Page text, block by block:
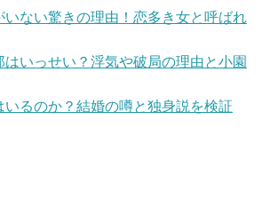
いない驚きの理由！恋多き女と呼ばれ
いっせい？浮気や破局の理由と小園
いるのか？結婚の噂と独身説を検証